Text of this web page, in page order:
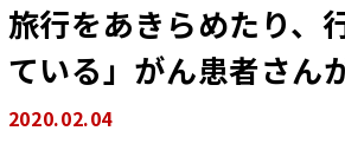
旅行をあきらめたり、
ている」がん患者さん
2020.02.04